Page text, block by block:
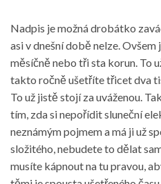
Nadpis je možná drobátko
asi v dnešní době nelze.
měsíčně nebo tři sta korun. To
takto ročně ušetříte třicet dva
To už jistě stojí za uváženou.
tím, zda si nepořídit sluneční
neznámým pojmem a má ji už
složitého, nebudete to dělat
musíte kápnout na tu pravou,